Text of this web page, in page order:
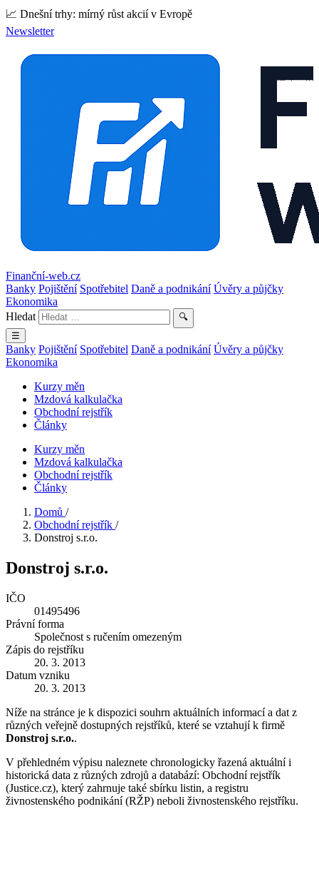
📈 Dnešní trhy: mírný růst akcií v Evropě
Newsletter
Finanční-web.cz
Banky Pojištění Spotřebitel Daně a podnikání Úvěry a půjčky
Ekonomika
Hledat
🔍
☰
Banky Pojištění Spotřebitel Daně a podnikání Úvěry a půjčky
Ekonomika
Kurzy měn
Mzdová kalkulačka
Obchodní rejstřík
Články
Kurzy měn
Mzdová kalkulačka
Obchodní rejstřík
Články
Domů /
Obchodní rejstřík /
Donstroj s.r.o.
Donstroj s.r.o.
IČO
01495496
Právní forma
Společnost s ručením omezeným
Zápis do rejstříku
20. 3. 2013
Datum vzniku
20. 3. 2013
Níže na stránce je k dispozici souhrn aktuálních informací a dat z
různých veřejně dostupných rejstříků, které se vztahují k firmě
Donstroj s.r.o..
V přehledném výpisu naleznete chronologicky řazená aktuální i
historická data z různých zdrojů a databází: Obchodní rejstřík
(Justice.cz), který zahrnuje také sbírku listin, a registru
živnostenského podnikání (RŽP) neboli živnostenského rejstříku.